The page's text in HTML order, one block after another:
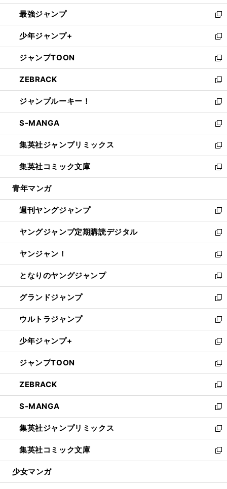
ン
ド
ウ
で
開
く
ウ
ィ
ン
ド
ウ
で
開
く
し
い
ウ
ィ
ン
ド
ウ
で
開
く
最強ジャンプ
新
し
い
ウ
ィ
ン
ド
ウ
で
開
く
少年ジャンプ+
新
し
い
ウ
ィ
ン
ド
ウ
で
開
く
ジャンプTOON
新
し
い
ウ
ィ
ン
ド
ウ
で
開
く
ZEBRACK
新
し
い
ウ
ィ
ン
ド
ウ
で
開
ジャンプルーキー！
新
し
い
ウ
ィ
ン
ド
ウ
開
く
S-MANGA
新
し
い
ウ
ィ
ン
ウ
で
開
く
集英社ジャンプリミックス
新
し
い
ウ
ン
ド
ウ
で
開
く
集英社コミック文庫
新
し
ウ
ィ
ン
ド
ウ
で
開
く
青年マンガ
週刊ヤングジャンプ
新
し
い
ウ
ィ
ン
ド
ウ
で
開
く
ヤングジャンプ定期購読デジタル
新
し
い
ウ
ィ
ン
ド
ウ
で
開
く
ヤンジャン！
新
し
い
ウ
ィ
ン
ド
ウ
で
開
く
となりのヤングジャンプ
新
し
い
ウ
ィ
ン
ド
ウ
で
開
く
グランドジャンプ
新
し
い
ウ
ィ
ン
ド
ウ
で
開
く
ウルトラジャンプ
新
し
い
ウ
ィ
ン
ド
ウ
で
開
く
少年ジャンプ+
新
し
い
ウ
ィ
ン
ド
ウ
で
開
く
ジャンプTOON
新
し
い
ウ
ィ
ン
ド
ウ
で
開
ZEBRACK
新
し
い
ウ
ィ
ン
ド
ウ
開
S-MANGA
新
し
い
ウ
ィ
ン
ウ
集英社ジャンプリミックス
新
し
い
ウ
ン
集英社コミック文庫
新
し
ウ
少女マンガ